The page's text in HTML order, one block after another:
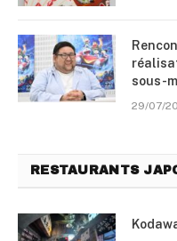
sous-
29/07/
RESTAURANTS